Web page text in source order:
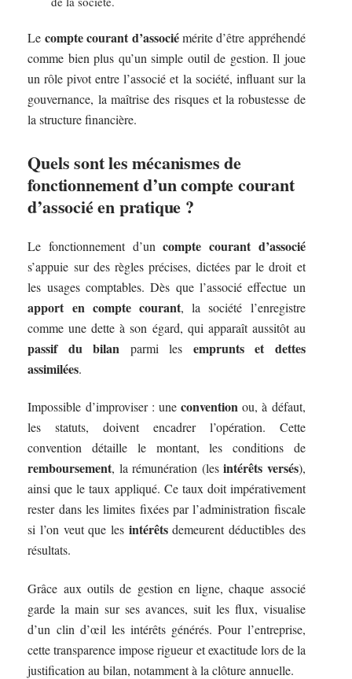
Le compte courant d’associémérite d’être appréhendé
comme bien plus qu’un simple outil de gestion. Il joue
un rôle pivot entre l’associé et la société, influant sur la
gouvernance, la maîtrise des risques et la robustesse de
la structure financière.
Quels sont les mécanismes de
fonctionnement d’un compte courant
d’associé en pratique ?
Le fonctionnement d’uncompte courant d’associé
s’appuie sur des règles précises, dictées par le droit et
les usages comptables. Dès que l’associé effectue un
apport en compte courant, la société l’enregistre
comme une dette à son égard, qui apparaît aussitôt au
passif du bilan parmi les emprunts et dettes
assimilées.
Impossible d’improviser : uneconvention ou, à défaut,
les statuts, doivent encadrer l’opération. Cette
convention détaille le montant, les conditions de
remboursement, la rémunération (lesintérêts versés),
ainsi que le taux appliqué. Ce taux doit impérativement
rester dans les limites fixées par l’administration fiscale
si l’on veut que les intérêtsdemeurent déductibles des
résultats.
Grâce aux outils de gestion en ligne, chaque associé
garde la main sur ses avances, suit les flux, visualise
d’un clin d’œil les intérêts générés. Pour l’entreprise,
cette transparence impose rigueur et exactitude lors de la
justification au bilan, notamment à la clôture annuelle.